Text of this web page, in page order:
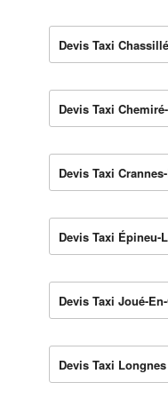
Devis Taxi Chassillé
Devis Taxi
Devis Taxi
Devis Taxi Épineu-
Devis Taxi Joué-
Devis Taxi